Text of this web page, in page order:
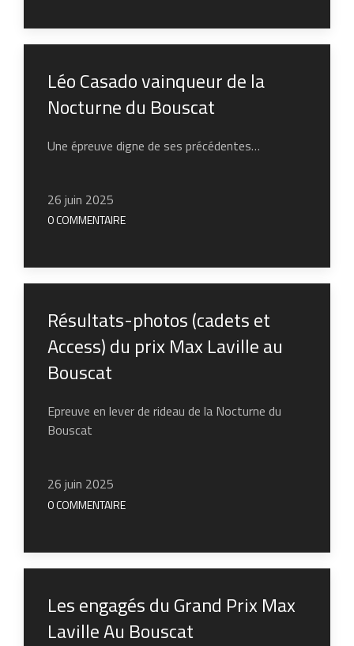
Léo Casado vainqueur de la
Nocturne du Bouscat
Une épreuve digne de ses précédentes…
26 juin 2025
0 COMMENTAIRE
Résultats-photos (cadets et
Access) du prix Max Laville au
Bouscat
Epreuve en lever de rideau de la Nocturne du
Bouscat
26 juin 2025
0 COMMENTAIRE
Les engagés du Grand Prix Max
Laville Au Bouscat